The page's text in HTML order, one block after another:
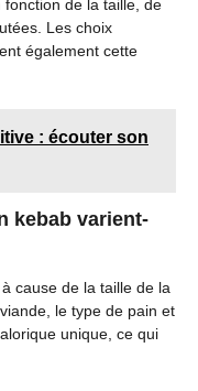
de la taille, de
Les choix
également cette
: écouter son
kebab varient-
cause de la taille de la
le type de pain et
unique, ce qui